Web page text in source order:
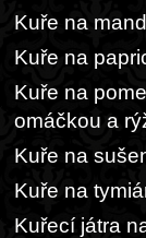
Kuře na
Kuře na
Kuře na
omáčkou a
Kuře na
Kuře na
Kuřecí játra